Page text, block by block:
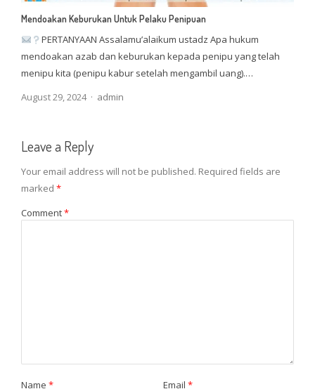
Mendoakan Keburukan Untuk Pelaku Penipuan
PERTANYAAN Assalamu’alaikum ustadz Apa hukum
mendoakan azab dan keburukan kepada penipu yang telah
menipu kita (penipu kabur setelah mengambil uang).…
August 29, 2024
Author
admin
Leave a Reply
Your email address will not be published. Required fields are
marked *
Comment*
Name * Email *